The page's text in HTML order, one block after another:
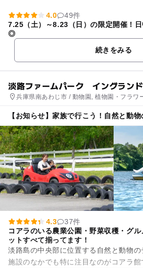
4.0
49件
7.25（土）～8.23（日）の限定開催！
◎
続きをみる
淡路ファームパーク イングラン
兵庫県南あわじ市 / 動物園, 植物園・フラワ
【お知らせ】家族で行こう！自然と動物
4.3
37件
コアラのいる農業公園・野菜収穫・グ
ットすべて揃ってます！
淡路島の中央部に位置する自然と動物のテー
施設のなかでも特に注目なのがコアラ